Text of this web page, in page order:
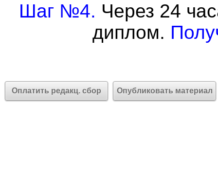
Шаг №4. Через 24
диплом.
Оплатить редакц. сбор Опубликовать материал